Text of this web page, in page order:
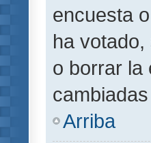
encuesta
ha
o borrar la
Arriba